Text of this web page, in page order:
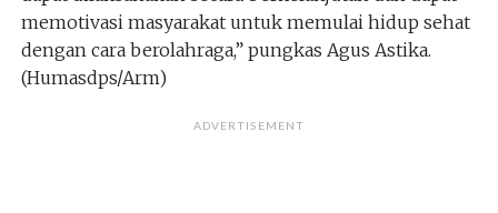
memotivasi masyarakat untuk memulai hidup sehat
dengan cara berolahraga,” pungkas Agus Astika.
(Humasdps/Arm)
ADVERTISEMENT